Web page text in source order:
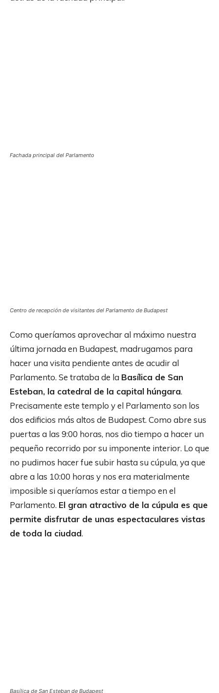
Fachada principal del Parlamento
Centro de recepción de visitantes del Parlamento de Budapest
Como queríamos aprovechar al máximo nuestra
última jornada en Budapest, madrugamos para
hacer una visita pendiente antes de acudir al
Parlamento. Se trataba de la Basílica de San
Esteban, la catedral de la capital húngara.
Precisamente este templo y el Parlamento son los
dos edificios más altos de Budapest. Como abre sus
puertas a las 9:00 horas, nos dio tiempo a hacer un
pequeño recorrido por su imponente interior. Lo que
no pudimos hacer fue subir hasta su cúpula, ya que
abre a las 10:00 horas y nos era materialmente
imposible si queríamos estar a tiempo en el
Parlamento. El gran atractivo de la cúpula es que
permite disfrutar de unas espectaculares vistas
de toda la ciudad.
Basílica de San Esteban de Budapest